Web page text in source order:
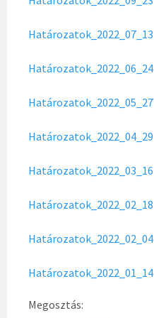
Határozatok_2022_07_13
Határozatok_2022_06_24
Határozatok_2022_05_27
Határozatok_2022_04_29
Határozatok_2022_03_16
Határozatok_2022_02_18
Határozatok_2022_02_04
Határozatok_2022_01_14
Megosztás: